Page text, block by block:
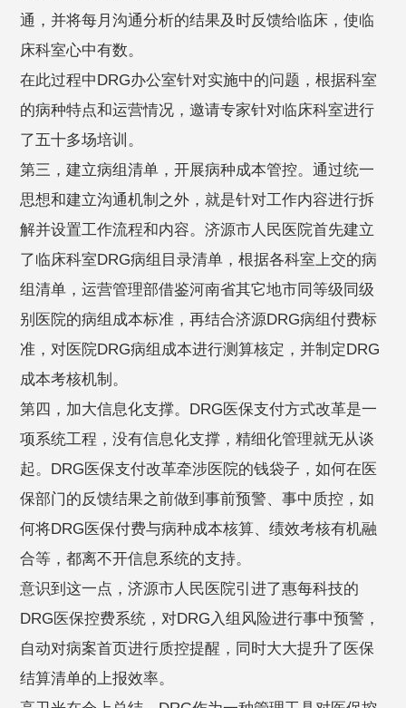
通，并将每月沟通分析的结果及时反馈给临床，使临
床科室心中有数。
在此过程中DRG办公室针对实施中的问题，根据科室
的病种特点和运营情况，邀请专家针对临床科室进行
了五十多场培训。
第三，建立病组清单，开展病种成本管控。通过统一
思想和建立沟通机制之外，就是针对工作内容进行拆
解并设置工作流程和内容。济源市人民医院首先建立
了临床科室DRG病组目录清单，根据各科室上交的病
组清单，运营管理部借鉴河南省其它地市同等级同级
别医院的病组成本标准，再结合济源DRG病组付费标
准，对医院DRG病组成本进行测算核定，并制定DRG
成本考核机制。
第四，加大信息化支撑。DRG医保支付方式改革是一
项系统工程，没有信息化支撑，精细化管理就无从谈
起。DRG医保支付改革牵涉医院的钱袋子，如何在医
保部门的反馈结果之前做到事前预警、事中质控，如
何将DRG医保付费与病种成本核算、绩效考核有机融
合等，都离不开信息系统的支持。
意识到这一点，济源市人民医院引进了惠每科技的
DRG医保控费系统，对DRG入组风险进行事中预警，
自动对病案首页进行质控提醒，同时大大提升了医保
结算清单的上报效率。